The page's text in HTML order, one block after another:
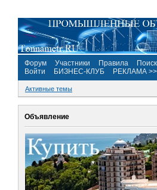
Форум Участники Правила Поиск
Войти
БИЗНЕС-КЛУБ РЕКЛАМА
Активные темы
Объявление